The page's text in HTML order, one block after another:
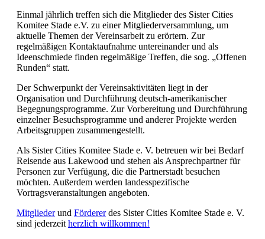
Einmal jährlich treffen sich die Mitglieder des Sister Cities
Komitee Stade e.V. zu einer Mitgliederversammlung, um
aktuelle Themen der Vereinsarbeit zu erörtern. Zur
regelmäßigen Kontaktaufnahme untereinander und als
Ideenschmiede finden regelmäßige Treffen, die sog. „Offenen
Runden“ statt.
Der Schwerpunkt der Vereinsaktivitäten liegt in der
Organisation und Durchführung deutsch-amerikanischer
Begegnungsprogramme. Zur Vorbereitung und Durchführung
einzelner Besuchsprogramme und anderer Projekte werden
Arbeitsgruppen zusammengestellt.
Als Sister Cities Komitee Stade e. V. betreuen wir bei Bedarf
Reisende aus Lakewood und stehen als Ansprechpartner für
Personen zur Verfügung, die die Partnerstadt besuchen
möchten. Außerdem werden landesspezifische
Vortragsveranstaltungen angeboten.
Mitgliederund Fördererdes Sister Cities Komitee Stade e. V.
sind jederzeit herzlich willkommen!